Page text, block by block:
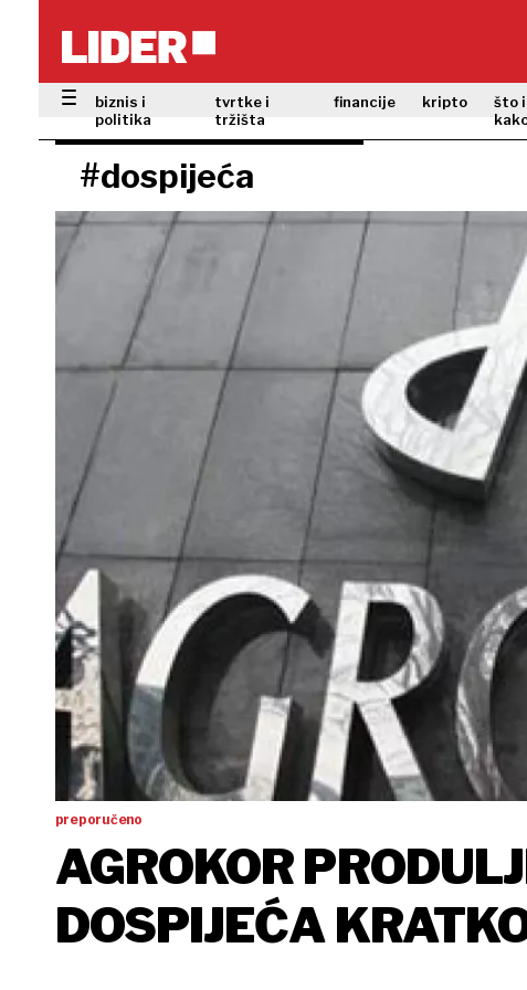
biznis i
politika
tvrtke i
tržišta
financije kripto
što i
#dospijeća
preporučeno
AGROKOR
DOSPIJEĆA